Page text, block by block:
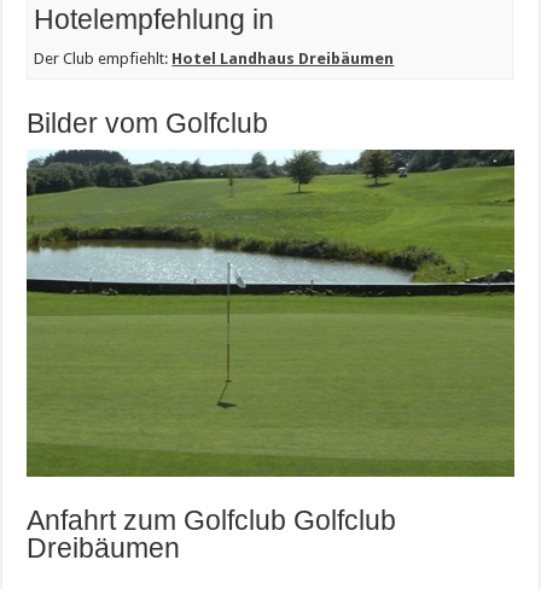
Hotelempfehlung in
Der Club empfiehlt: Hotel Landhaus Dreibäumen
Bilder vom Golfclub
Anfahrt zum Golfclub Golfclub
Dreibäumen